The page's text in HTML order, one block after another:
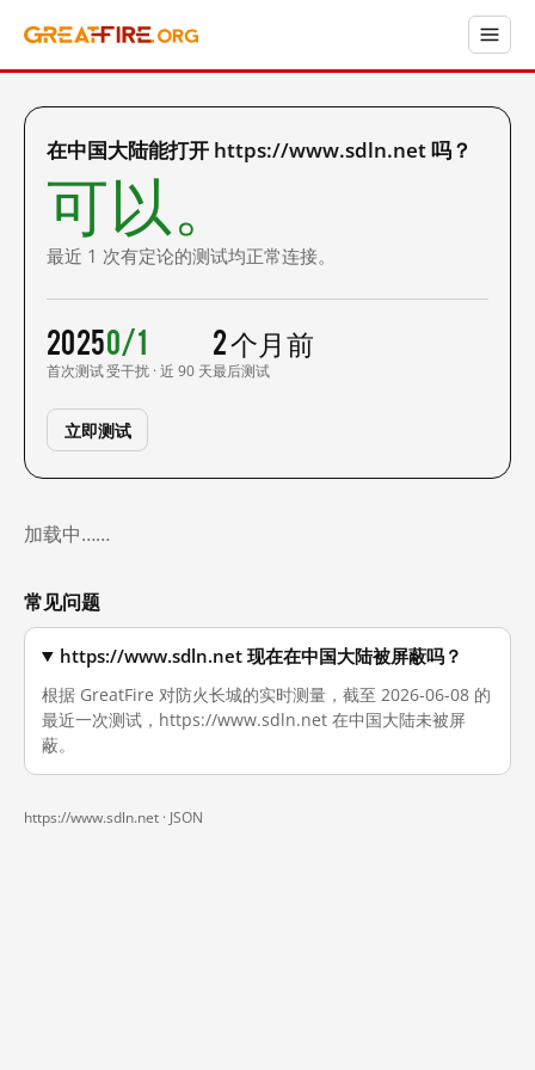
在中国大陆能打开 https://www.sdln.net 吗？
可以。
最近 1 次有定论的测试均正常连接。
2025
首次测试
0/1
受干扰 · 近 90 天
2 个月前
最后测试
立即测试
加载中……
常见问题
https://www.sdln.net 现在在中国大陆被屏蔽吗？
根据 GreatFire 对防火长城的实时测量，截至 2026-06-08 的
最近一次测试，https://www.sdln.net 在中国大陆未被屏
蔽。
https://www.sdln.net · JSON